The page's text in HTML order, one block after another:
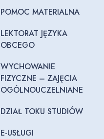
POMOC MATERIALNA
LEKTORAT JĘZYKA
OBCEGO
WYCHOWANIE
FIZYCZNE – ZAJĘCIA
OGÓLNOUCZELNIANE
DZIAŁ TOKU STUDIÓW
E-USŁUGI